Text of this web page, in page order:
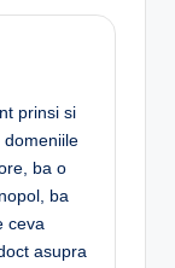
prinsi si
domeniile
ba o
ba
ceva
asupra